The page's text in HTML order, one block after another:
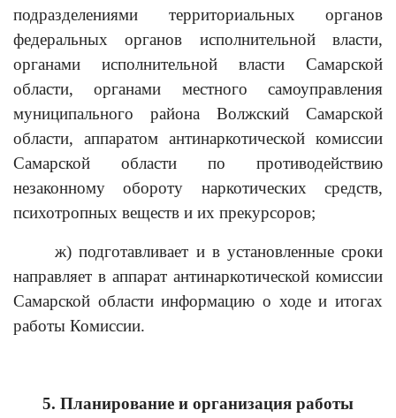
подразделениями территориальных органов
федеральных органов исполнительной власти,
органами исполнительной власти Самарской
области, органами местного самоуправления
муниципального района Волжский Самарской
области, аппаратом антинаркотической комиссии
Самарской области по противодействию
незаконному обороту наркотических средств,
психотропных веществ и их прекурсоров;
ж) подготавливает и в установленные сроки
направляет в аппарат антинаркотической комиссии
Самарской области информацию о ходе и итогах
работы Комиссии.
5. Планирование и организация работы